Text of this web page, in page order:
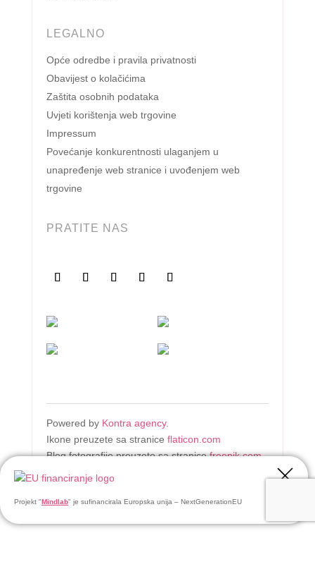
LEGALNO
Opće odredbe i pravila privatnosti
Obavijest o kolačićima
Zaštita osobnih podataka
Uvjeti korištenja web trgovine
Impressum
Povećanje konkurentnosti ulaganjem u
unapređenje web stranice i uvođenjem web
trgovine
PRATITE NAS
Powered byKontra agency.
Ikone preuzete sa stranice flaticon.com
Blog fotografije preuzete sa stranicefreepik.com
Projekt "Mindlab" je sufinancirala Europska unija – NextGenerationEU